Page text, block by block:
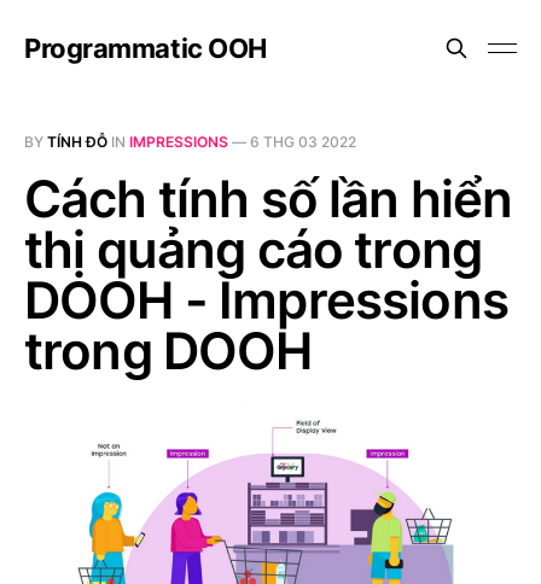
Programmatic OOH
BY TÍNH ĐỖ IN IMPRESSIONS — 6 THG 03 2022
Cách tính số lần hiển
thị quảng cáo trong
DOOH - Impressions
trong DOOH